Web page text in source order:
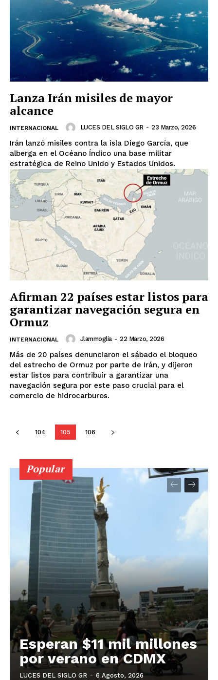
Luces
Del Siglo
SUSCRÍBETE AHORA
Empresa
Nosotros
Contacto
Política de privacidad
Políticas del Sitio
Mi cuenta
Lanza Irán misiles de mayor
alcance
INTERNACIONAL LUCES DEL SIGLO GR - 23 Marzo, 2026
Irán lanzó misiles contra la isla Diego García, que
alberga en el Océano Índico una base militar
estratégica de Reino Unido y Estados Unidos.
Afirman 22 países estar listos para
garantizar navegación segura en
Ormuz
INTERNACIONAL Jlammoglia - 22 Marzo, 2026
Más de 20 países denunciaron el sábado el bloqueo
del estrecho de Ormuz por parte de Irán, y dijeron
estar listos para contribuir a garantizar una
navegación segura por este paso crucial para el
comercio de hidrocarburos.
104 105 106
Popular
Esperan $11 mil millones
por verano en CDMX
LUCES DEL SIGLO GR - 6 Agosto, 2026